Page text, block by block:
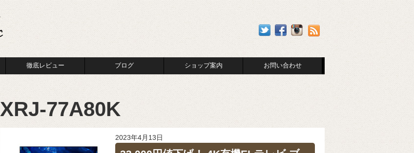
徹底レビュー ブログ ショップ案内 お問い合わせ
XRJ-77A80K
2023年4月13日